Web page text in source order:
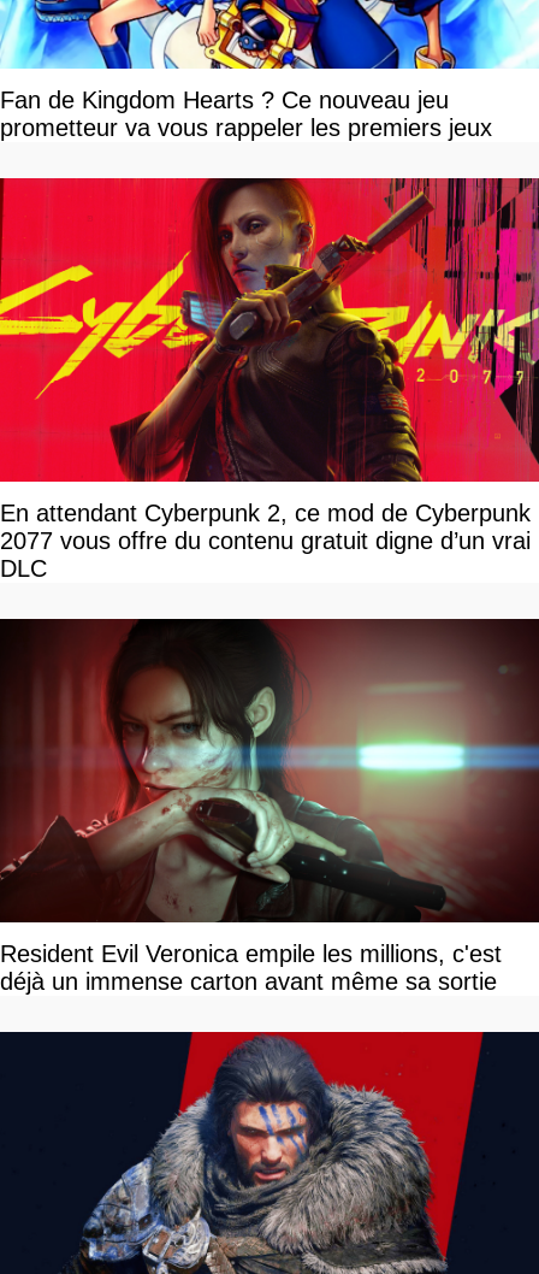
Fan de Kingdom Hearts ? Ce nouveau jeu
prometteur va vous rappeler les premiers jeux
En attendant Cyberpunk 2, ce mod de Cyberpunk
2077 vous offre du contenu gratuit digne d’un vrai
DLC
Resident Evil Veronica empile les millions, c'est
déjà un immense carton avant même sa sortie